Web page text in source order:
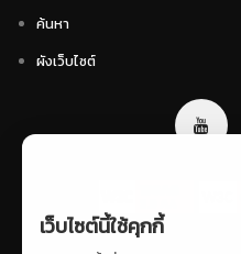
ค้นหา
ผังเว็บไซต์
เว็บไซต์นี้ใช้คุกกี้